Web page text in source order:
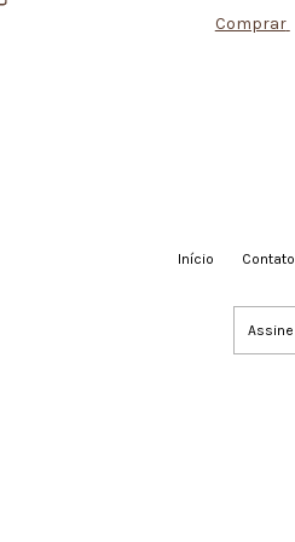
Comprar
Início Contato